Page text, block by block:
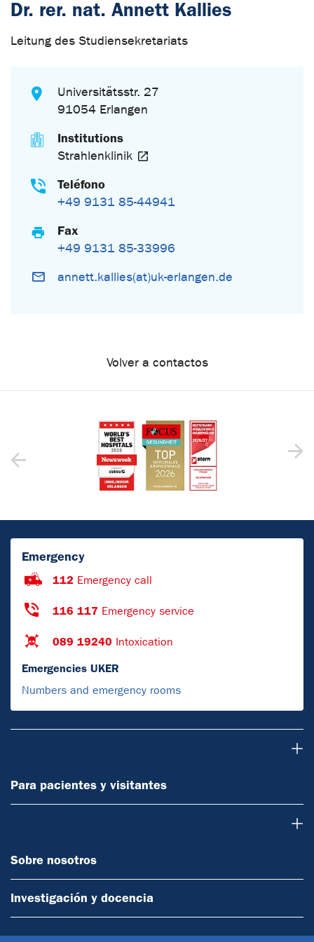
Dr. rer. nat. Annett Kallies
Leitung des Studiensekretariats
Universitätsstr. 27
91054 Erlangen
Institutions
Strahlenklinik
Teléfono
+49 9131 85-44941
Fax
+49 9131 85-33996
annett.kallies(at)uk-erlangen.de
Volver a contactos
Emergency
112 Emergency call
116 117 Emergency service
089 19240 Intoxication
Emergencies UKER
Numbers and emergency rooms
Para pacientes y visitantes
Sobre nosotros
Investigación y docencia